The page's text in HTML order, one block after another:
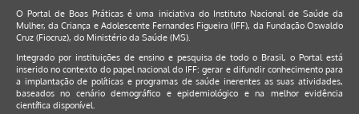
O Portal de Boas Práticas é uma iniciativa do Instituto Nacional de Saúde da
Mulher, da Criança e Adolescente Fernandes Figueira (IFF), da Fundação Oswaldo
Cruz (Fiocruz), do Ministério da Saúde (MS).
Integrado por instituições de ensino e pesquisa de todo o Brasil, o Portal está
inserido no contexto do papel nacional do IFF: gerar e difundir conhecimento para
a implantação de políticas e programas de saúde inerentes as suas atividades,
baseados no cenário demográfico e epidemiológico e na melhor evidência
científica disponível.